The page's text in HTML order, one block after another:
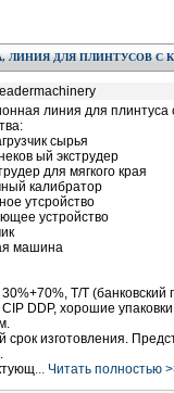
ЛИНИЯ ДЛЯ ПЛИНТУСОВ С
leadermachinery
линия для
сырья
ый экструдер
для мягкого края
калибратор
утсройство
устройство
машина
T/T (банковский
CIP DDP, хорошие
срок изготовления.
... Читать полностью